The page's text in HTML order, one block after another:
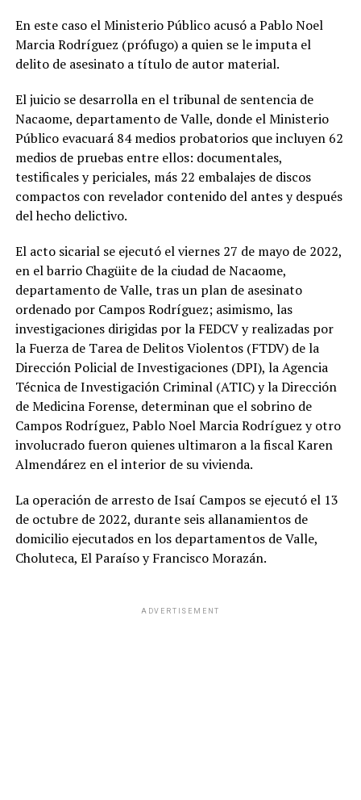
En este caso el Ministerio Público acusó a Pablo Noel
Marcia Rodríguez (prófugo) a quien se le imputa el
delito de asesinato a título de autor material.
El juicio se desarrolla en el tribunal de sentencia de
Nacaome, departamento de Valle, donde el Ministerio
Público evacuará 84 medios probatorios que incluyen 62
medios de pruebas entre ellos: documentales,
testificales y periciales, más 22 embalajes de discos
compactos con revelador contenido del antes y después
del hecho delictivo.
El acto sicarial se ejecutó el viernes 27 de mayo de 2022,
en el barrio Chagüite de la ciudad de Nacaome,
departamento de Valle, tras un plan de asesinato
ordenado por Campos Rodríguez; asimismo, las
investigaciones dirigidas por la FEDCV y realizadas por
la Fuerza de Tarea de Delitos Violentos (FTDV) de la
Dirección Policial de Investigaciones (DPI), la Agencia
Técnica de Investigación Criminal (ATIC) y la Dirección
de Medicina Forense, determinan que el sobrino de
Campos Rodríguez, Pablo Noel Marcia Rodríguez y otro
involucrado fueron quienes ultimaron a la fiscal Karen
Almendárez en el interior de su vivienda.
La operación de arresto de Isaí Campos se ejecutó el 13
de octubre de 2022, durante seis allanamientos de
domicilio ejecutados en los departamentos de Valle,
Choluteca, El Paraíso y Francisco Morazán.
ADVERTISEMENT